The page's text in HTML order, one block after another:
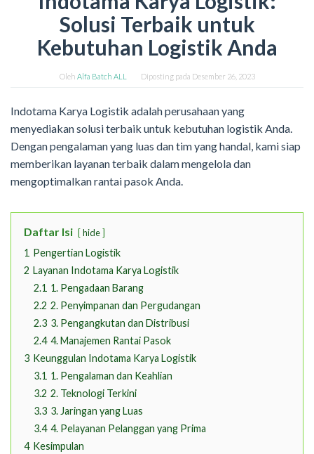
Solusi Terbaik untuk
Kebutuhan Logistik Anda
Oleh Alfa Batch ALL Diposting pada Desember 26, 2023
Indotama Karya Logistik adalah perusahaan yang
menyediakan solusi terbaik untuk kebutuhan logistik Anda.
Dengan pengalaman yang luas dan tim yang handal, kami siap
memberikan layanan terbaik dalam mengelola dan
mengoptimalkan rantai pasok Anda.
Daftar Isi hide
1 Pengertian Logistik
2 Layanan Indotama Karya Logistik
2.1 1. Pengadaan Barang
2.2 2. Penyimpanan dan Pergudangan
2.3 3. Pengangkutan dan Distribusi
2.4 4. Manajemen Rantai Pasok
3 Keunggulan Indotama Karya Logistik
3.1 1. Pengalaman dan Keahlian
3.2 2. Teknologi Terkini
3.3 3. Jaringan yang Luas
3.4 4. Pelayanan Pelanggan yang Prima
4 Kesimpulan